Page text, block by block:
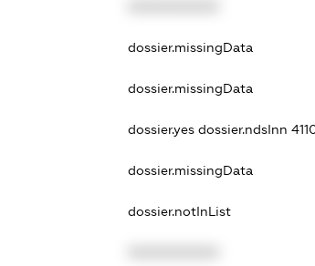
dossier.missingData
dossier.missingData
dossier.yes dossier.ndsInn
dossier.missingData
dossier.notInList